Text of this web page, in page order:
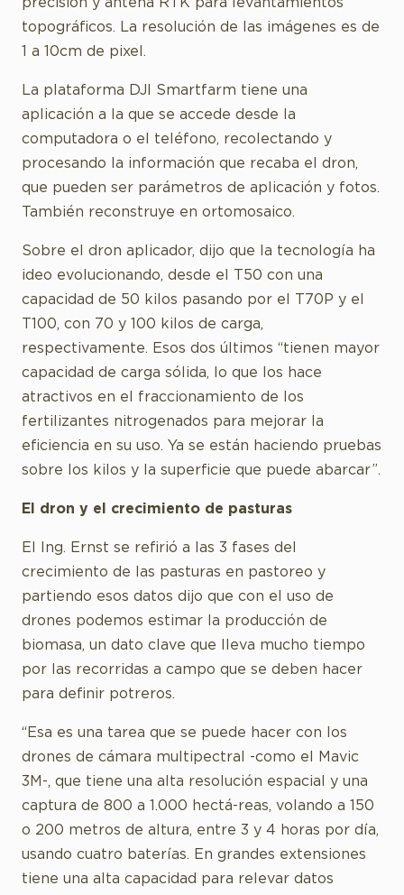
topográficos. La resolución de las imágenes es de
1 a 10cm de pixel.
La plataforma DJI Smartfarm tiene una
aplicación a la que se accede desde la
computadora o el teléfono, recolectando y
procesando la información que recaba el dron,
que pueden ser parámetros de aplicación y fotos.
También reconstruye en ortomosaico.
Sobre el dron aplicador, dijo que la tecnología ha
ideo evolucionando, desde el T50 con una
capacidad de 50 kilos pasando por el T70P y el
T100, con 70 y 100 kilos de carga,
respectivamente. Esos dos últimos “tienen mayor
capacidad de carga sólida, lo que los hace
atractivos en el fraccionamiento de los
fertilizantes nitrogenados para mejorar la
eficiencia en su uso. Ya se están haciendo pruebas
sobre los kilos y la superficie que puede abarcar”.
El dron y el crecimiento de pasturas
El Ing. Ernst se refirió a las 3 fases del
crecimiento de las pasturas en pastoreo y
partiendo esos datos dijo que con el uso de
drones podemos estimar la producción de
biomasa, un dato clave que lleva mucho tiempo
por las recorridas a campo que se deben hacer
para definir potreros.
“Esa es una tarea que se puede hacer con los
drones de cámara multipectral -como el Mavic
3M-, que tiene una alta resolución espacial y una
captura de 800 a 1.000 hectá-reas, volando a 150
o 200 metros de altura, entre 3 y 4 horas por día,
usando cuatro baterías. En grandes extensiones
tiene una alta capacidad para relevar datos